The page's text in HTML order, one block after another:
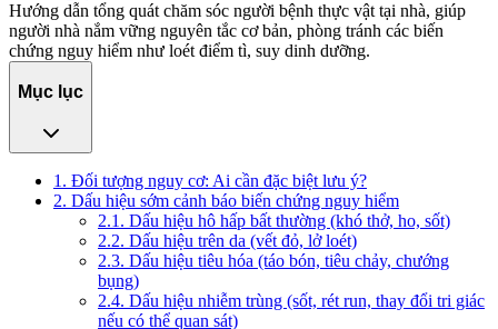
Hướng dẫn tổng quát chăm sóc người bệnh thực vật tại nhà, giúp
người nhà nắm vững nguyên tắc cơ bản, phòng tránh các biến
chứng nguy hiểm như loét điểm tì, suy dinh dưỡng.
Mục lục
1. Đối tượng nguy cơ: Ai cần đặc biệt lưu ý?
2. Dấu hiệu sớm cảnh báo biến chứng nguy hiểm
2.1. Dấu hiệu hô hấp bất thường (khó thở, ho, sốt)
2.2. Dấu hiệu trên da (vết đỏ, lở loét)
2.3. Dấu hiệu tiêu hóa (táo bón, tiêu chảy, chướng
bụng)
2.4. Dấu hiệu nhiễm trùng (sốt, rét run, thay đổi tri giác
nếu có thể quan sát)